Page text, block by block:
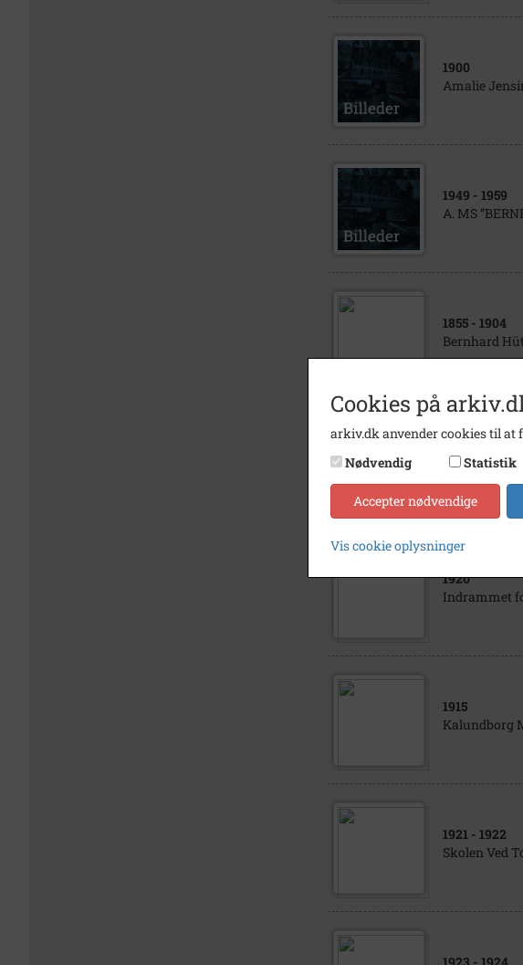
1900
Amalie
1949 - 1959
A. MS
1855 - 1904
Bernhard
Møde for
1920
Indrammet
1915
Kalundborg
1921 - 1922
Skolen Ved
Cookies på
arkiv.dk anvender cookies til at
Nødvendig
Statistik
Accepter nødvendige
Vis cookie oplysninger